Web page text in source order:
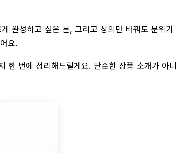
완성하고 싶은 분, 그리고 상의만 바꿔도 분위기
요.
한 번에 정리해드릴게요. 단순한 상품 소개가 아니